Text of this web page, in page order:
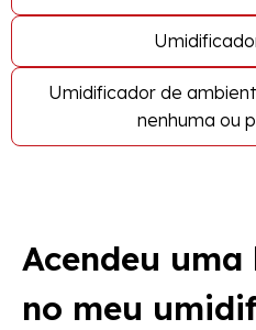
Umidificador de
nenhuma ou
Acendeu
no meu